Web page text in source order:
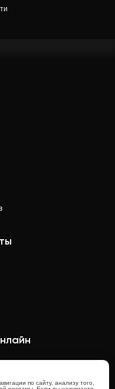
по сайту, анализу того,